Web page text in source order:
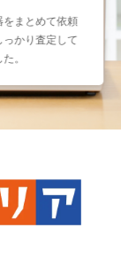
をまとめて依頼
かり査定して
。